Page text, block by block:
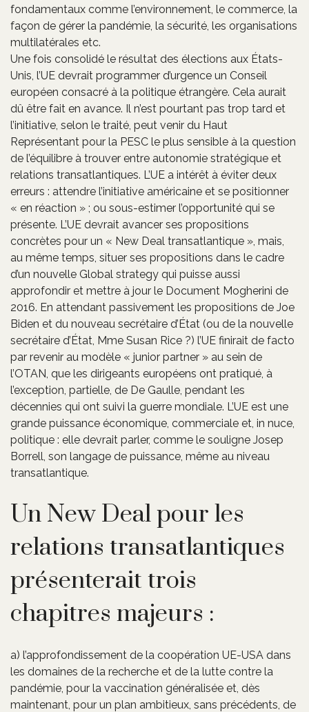
fondamentaux comme l’environnement, le commerce, la
façon de gérer la pandémie, la sécurité, les organisations
multilatérales etc.
Une fois consolidé le résultat des élections aux États-
Unis, l’UE devrait programmer d’urgence un Conseil
européen consacré à la politique étrangère. Cela aurait
dû être fait en avance. Il n’est pourtant pas trop tard et
l’initiative, selon le traité, peut venir du Haut
Représentant pour la PESC le plus sensible à la question
de l’équilibre à trouver entre autonomie stratégique et
relations transatlantiques. L’UE a intérêt à éviter deux
erreurs : attendre l’initiative américaine et se positionner
« en réaction » ; ou sous-estimer l’opportunité qui se
présente. L’UE devrait avancer ses propositions
concrètes pour un « New Deal transatlantique », mais,
au même temps, situer ses propositions dans le cadre
d’un nouvelle Global strategy qui puisse aussi
approfondir et mettre à jour le Document Mogherini de
2016. En attendant passivement les propositions de Joe
Biden et du nouveau secrétaire d’État (ou de la nouvelle
secrétaire d’État, Mme Susan Rice ?) l’UE finirait de facto
par revenir au modèle « junior partner » au sein de
l’OTAN, que les dirigeants européens ont pratiqué, à
l’exception, partielle, de De Gaulle, pendant les
décennies qui ont suivi la guerre mondiale. L’UE est une
grande puissance économique, commerciale et, in nuce,
politique : elle devrait parler, comme le souligne Josep
Borrell, son langage de puissance, même au niveau
transatlantique.
Un New Deal pour les
relations transatlantiques
présenterait trois
chapitres majeurs :
a) l’approfondissement de la coopération UE-USA dans
les domaines de la recherche et de la lutte contre la
pandémie, pour la vaccination généralisée et, dès
maintenant, pour un plan ambitieux, sans précédents, de